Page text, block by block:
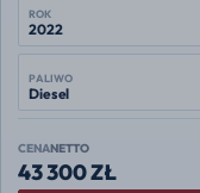
ROK
2022
PALIWO
Diesel
CENANETTO
43 300 ZŁ